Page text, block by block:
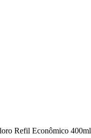
Refil Econômico 400ml